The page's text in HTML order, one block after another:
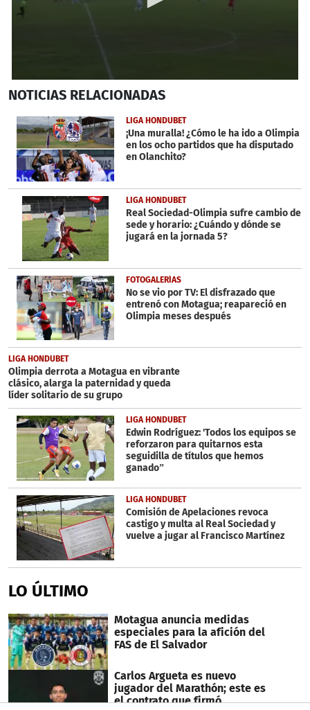
seconds
1
minute,
30
seconds
NOTICIAS RELACIONADAS
LIGA HONDUBET
¡Una muralla! ¿Cómo le ha ido a Olimpia
en los ocho partidos que ha disputado
en Olanchito?
LIGA HONDUBET
Real Sociedad-Olimpia sufre cambio de
sede y horario: ¿Cuándo y dónde se
jugará en la jornada 5?
FOTOGALERÍAS
No se vio por TV: El disfrazado que
entrenó con Motagua; reapareció en
Olimpia meses después
LIGA HONDUBET
Olimpia derrota a Motagua en vibrante
clásico, alarga la paternidad y queda
líder solitario de su grupo
LIGA HONDUBET
Edwin Rodríguez: 'Todos los equipos se
reforzaron para quitarnos esta
seguidilla de títulos que hemos
ganado”
LIGA HONDUBET
Comisión de Apelaciones revoca
castigo y multa al Real Sociedad y
vuelve a jugar al Francisco Martínez
LO ÚLTIMO
Motagua anuncia medidas
especiales para la afición del
FAS de El Salvador
Carlos Argueta es nuevo
jugador del Marathón; este es
el contrato que firmó